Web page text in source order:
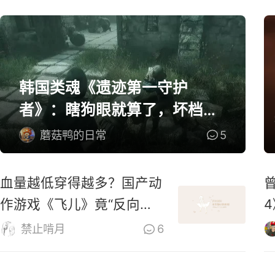
韩国类魂《遗迹第一守护
者》：瞎狗眼就算了，坏档算
怎么个事！
蘑菇鸭的日常 5
血量越低穿得越多？国产动
作游戏《飞儿》竟“反向爆
衣” 禁止啃月 6
4